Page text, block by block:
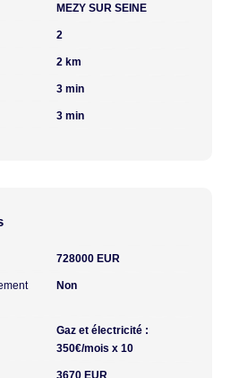
MEZY SUR SEINE
2
2 km
3 min
3 min
728000 EUR
Non
Gaz et électricité :
350€/mois x 10
3670 EUR